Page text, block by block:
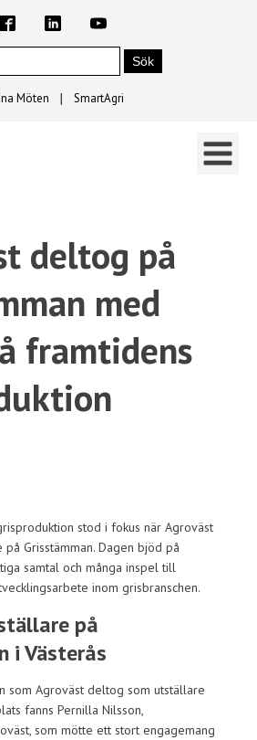
Möten ∣ SmartAgri
deltog på
med
framtidens
stod i fokus när Agroväst
Grisstämman. Dagen bjöd på
samtal och många inspel till
inom grisbranschen.
på
i Västerås
som Agroväst deltog som utställare
fanns Pernilla Nilsson,
som mötte ett stort engagemang